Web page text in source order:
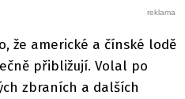
že americké a čínské lodě
přibližují. Volal po
zbraních a dalších